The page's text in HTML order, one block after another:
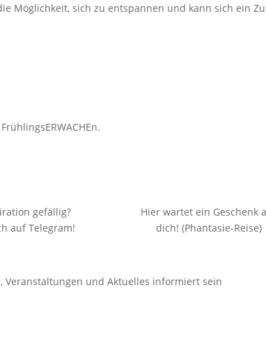
Möglichkeit, sich zu entspannen und kann sich ein
gefällig?
auf Telegram!
Hier wartet ein Geschenk
dich! (Phantasie-Reise)
Veranstaltungen und Aktuelles informiert sein